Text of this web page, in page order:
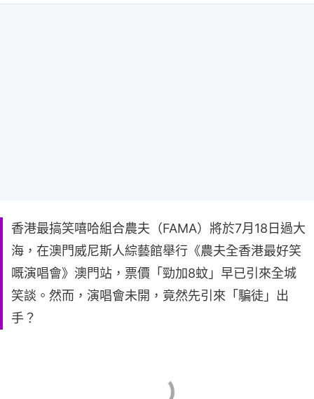
香港最搞笑嘻哈組合農夫（FAMA）將於7月18日過大
海，在澳門威尼斯人綜藝館舉行《農夫全香港最好笑
嘅演唱會》澳門站，票價「勁加8蚊」早已引來全城
笑談。然而，演唱會未開，竟然先引來「騙徒」出
手？